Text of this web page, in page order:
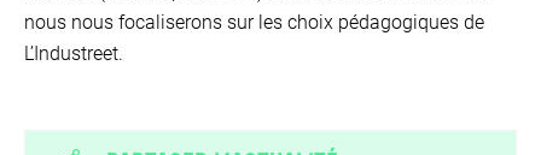
nous nous focaliserons sur les choix pédagogiques de
L’Industreet.